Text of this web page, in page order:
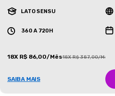
LATO SENSU
360 A 720H
18X R$ 86,00/Mês18X R$ 387,00/Mês
SAIBA MAIS